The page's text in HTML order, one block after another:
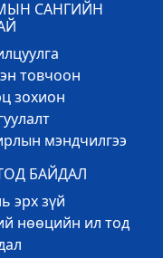
САНГИЙН
товчоон
зохион
мэндчилгээ
БАЙДАЛ
эрх зүй
нөөцийн ил тод